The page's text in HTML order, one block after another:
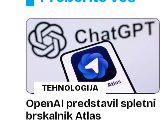
TEHNOLOGIJA
OpenAI predstavil spletni
brskalnik Atlas